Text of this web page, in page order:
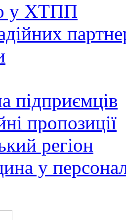
у ХТПП
підприємців
пропозиції
регіон
у